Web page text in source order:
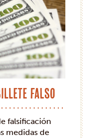
falso
falsificación
medidas de